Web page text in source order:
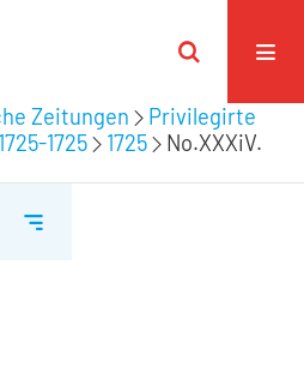
Zeitungen
Privilegirte
1725
1725
No.XXXiV.